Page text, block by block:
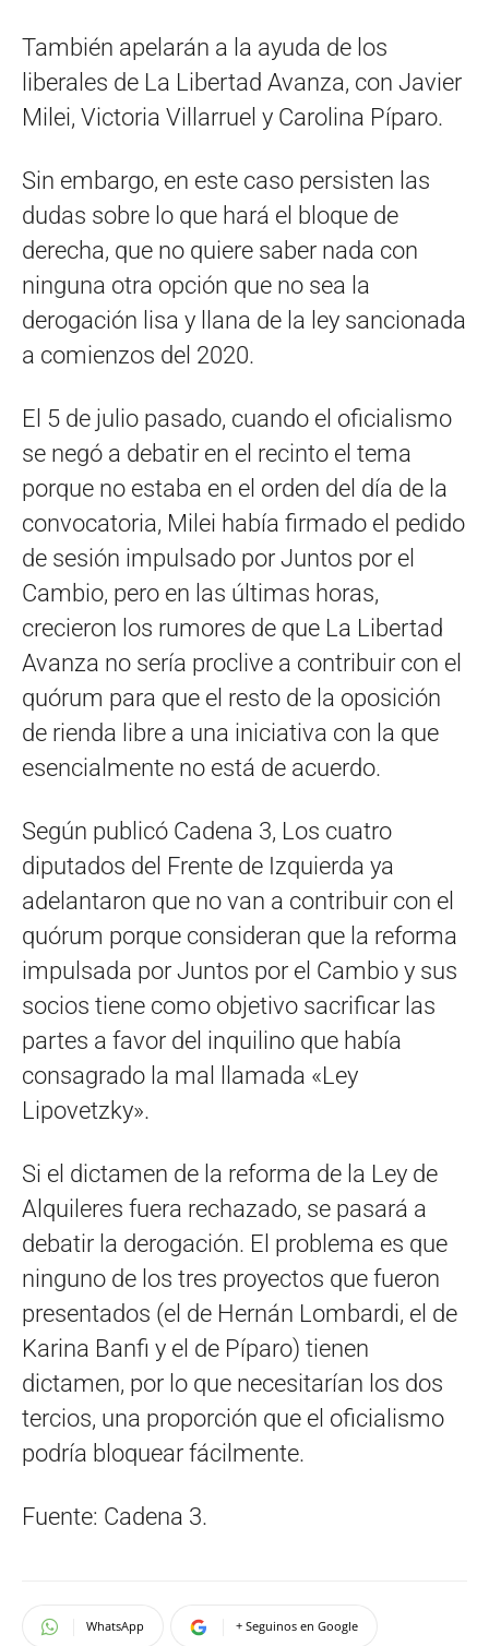
También apelarán a la ayuda de los
liberales de La Libertad Avanza, con Javier
Milei, Victoria Villarruel y Carolina Píparo.
Sin embargo, en este caso persisten las
dudas sobre lo que hará el bloque de
derecha, que no quiere saber nada con
ninguna otra opción que no sea la
derogación lisa y llana de la ley sancionada
a comienzos del 2020.
El 5 de julio pasado, cuando el oficialismo
se negó a debatir en el recinto el tema
porque no estaba en el orden del día de la
convocatoria, Milei había firmado el pedido
de sesión impulsado por Juntos por el
Cambio, pero en las últimas horas,
crecieron los rumores de que La Libertad
Avanza no sería proclive a contribuir con el
quórum para que el resto de la oposición
de rienda libre a una iniciativa con la que
esencialmente no está de acuerdo.
Según publicó Cadena 3, Los cuatro
diputados del Frente de Izquierda ya
adelantaron que no van a contribuir con el
quórum porque consideran que la reforma
impulsada por Juntos por el Cambio y sus
socios tiene como objetivo sacrificar las
partes a favor del inquilino que había
consagrado la mal llamada «Ley
Lipovetzky».
Si el dictamen de la reforma de la Ley de
Alquileres fuera rechazado, se pasará a
debatir la derogación. El problema es que
ninguno de los tres proyectos que fueron
presentados (el de Hernán Lombardi, el de
Karina Banfi y el de Píparo) tienen
dictamen, por lo que necesitarían los dos
tercios, una proporción que el oficialismo
podría bloquear fácilmente.
Fuente: Cadena 3.
WhatsApp + Seguinos en Google